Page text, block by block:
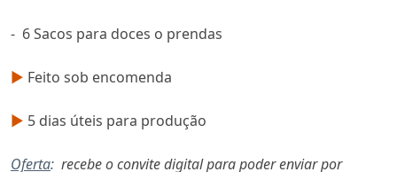
- 6 Sacos para doces o prendas
► Feito sob encomenda
► 5 dias úteis para produção
Oferta: recebe o convite digital para poder enviar por